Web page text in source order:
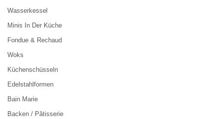
Wasserkessel
Minis In Der Küche
Fondue & Rechaud
Woks
Küchenschüsseln
Edelstahlformen
Bain Marie
Backen / Pâtisserie